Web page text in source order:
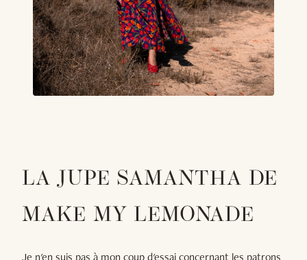
LA JUPE SAMANTHA DE
MAKE MY LEMONADE
Je n'en suis pas à mon coup d'essai concernant les patrons